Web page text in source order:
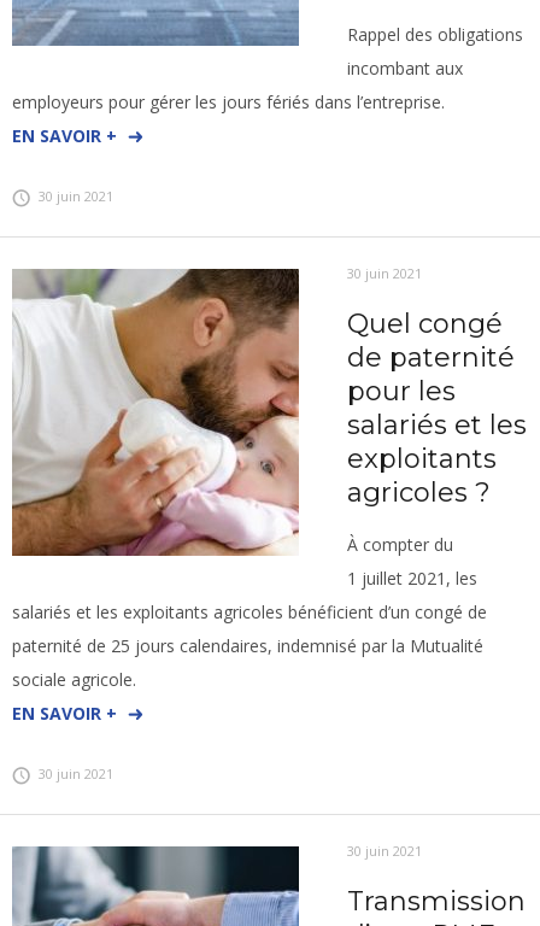
Rappel des obligations
incombant aux
employeurs pour gérer les jours fériés dans l’entreprise.
EN SAVOIR +
30 juin 2021
30 juin 2021
Quel congé
de paternité
pour les
salariés et les
exploitants
agricoles ?
À compter du
1 juillet 2021, les
salariés et les exploitants agricoles bénéficient d’un congé de
paternité de 25 jours calendaires, indemnisé par la Mutualité
sociale agricole.
EN SAVOIR +
30 juin 2021
30 juin 2021
Transmission